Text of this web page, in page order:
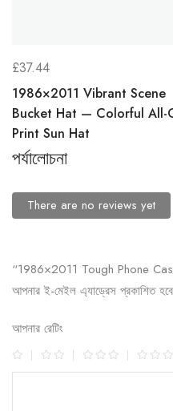
£37.44
1986×2011 Vibrant Scene
Bucket Hat — Colorful All-
Print Sun Hat
পর্যালোচনা
There are no reviews yet
“1986×2011 Tough Phone
আপনার ই-মেইল এ্যাড্রেস প্রকাশিত
আপনার রেটিং